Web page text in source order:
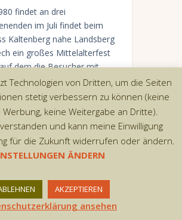
findet an drei
im Juli findet beim
Kaltenberg nahe Landsberg
ein großes Mittelalterfest
dem die Besucher mit
Musik, Gaukelei,
und…
© 2026 by AxiomThemes. All rights
Technologien von Dritten, um die Seiten
stetig verbessern zu können (keine
keine Weitergabe an Dritte).
und kann meine Einwilligung
für die Zukunft widerrufen oder ändern.
ÄNDERN
AKZEPTIEREN
ansehen